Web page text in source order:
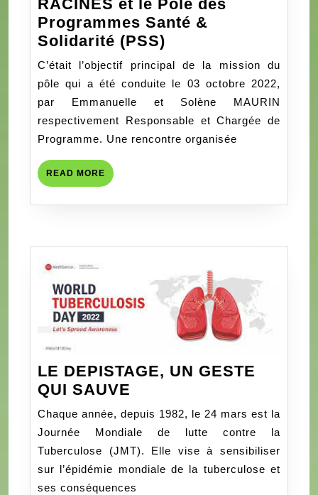
RACINES et le Pôle des
Programmes Santé &
Solidarité (PSS)
visite
qui
vient
nourrir
la
relation
RACINES
le
des
Programmes
Santé
&
(PSS)
C’était l’objectif principal de la mission du
pôle qui a été conduite le 03 octobre 2022,
par Emmanuelle et Solène MAURIN
respectivement Responsable et Chargée de
Programme. Une rencontre organisée
READ MORE READ
MORE
LE DEPISTAGE, UN GESTE
QUI SAUVE
DEPISTAGE,
UN
GESTE
QUI
SAUVE
Chaque année, depuis 1982, le 24 mars est la
Journée Mondiale de lutte contre la
Tuberculose (JMT). Elle vise à sensibiliser
sur l’épidémie mondiale de la tuberculose et
ses conséquences